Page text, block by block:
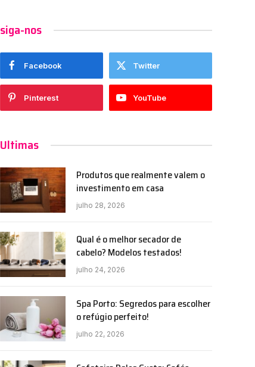
siga-nos
Facebook Twitter
Pinterest YouTube
Ultimas
Produtos que realmente valem o
investimento em casa
julho 28, 2026
Qual é o melhor secador de
cabelo? Modelos testados!
julho 24, 2026
Spa Porto: Segredos para escolher
o refúgio perfeito!
julho 22, 2026